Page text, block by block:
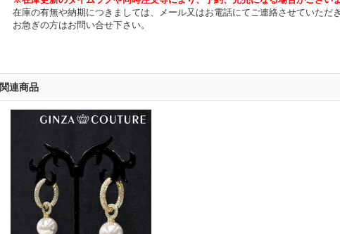
在庫の有無や納期につきましては、メール又はお電話にてご連絡させていただ
お急ぎの方はお問い合せ下さい。
関連商品